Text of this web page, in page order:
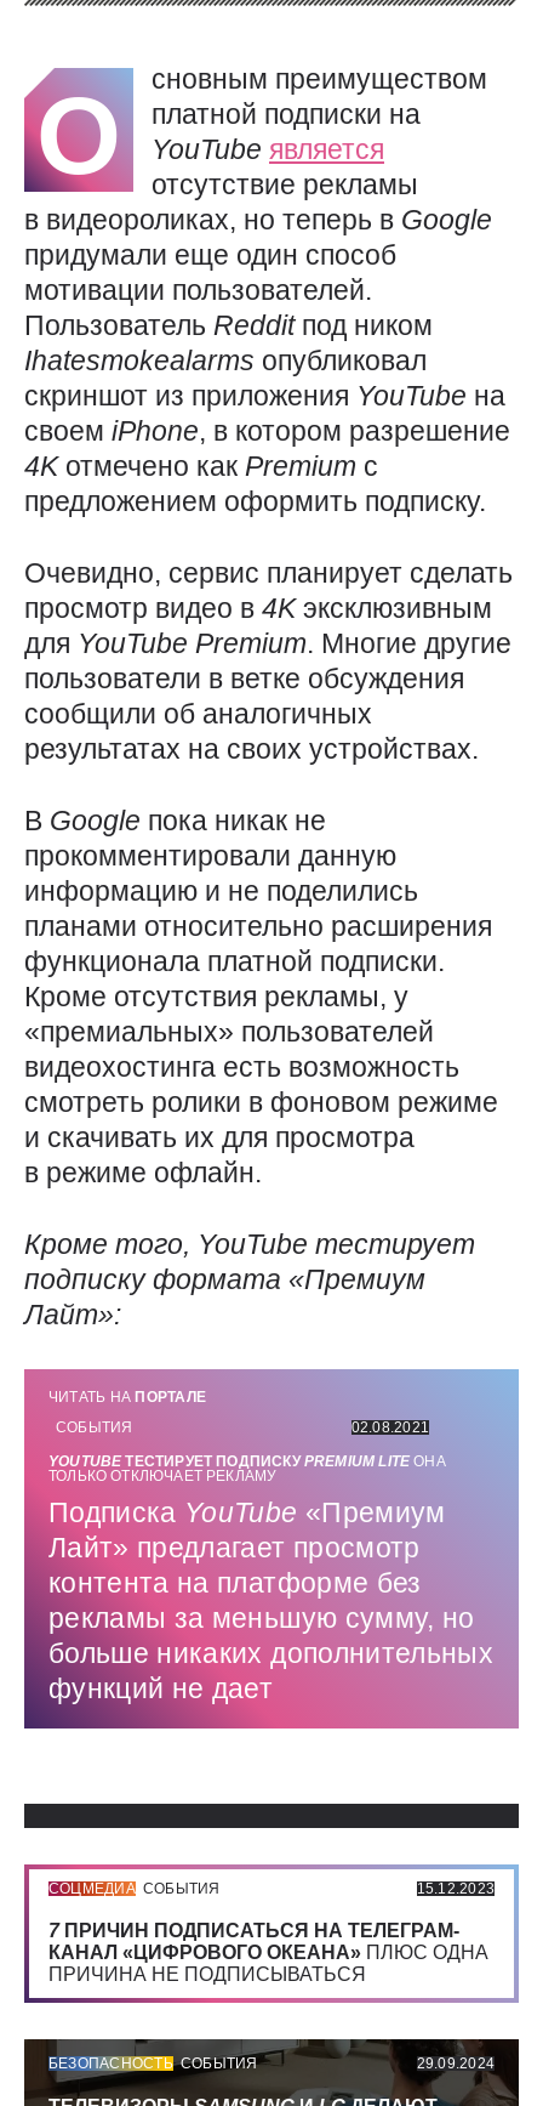
О
сновным преимуществом
платной подписки на
YouTube является
отсутствие рекламы
в видеороликах, но теперь в Google
придумали еще один способ
мотивации пользователей.
Пользователь Reddit под ником
Ihatesmokealarms опубликовал
скриншот из приложения YouTube на
своем iPhone, в котором разрешение
4K отмечено как Premium с
предложением оформить подписку.
Очевидно, сервис планирует сделать
просмотр видео в 4Kэксклюзивным
для YouTube Premium. Многие другие
пользователи в ветке обсуждения
сообщили об аналогичных
результатах на своих устройствах.
В Google пока никак не
прокомментировали данную
информацию и не поделились
планами относительно расширения
функционала платной подписки.
Кроме отсутствия рекламы, у
«премиальных» пользователей
видеохостинга есть возможность
смотреть ролики в фоновом режиме
и скачивать их для просмотра
в режиме офлайн.
Кроме того, YouTube тестирует
подписку формата «Премиум
Лайт»:
ЧИТАТЬ НА ПОРТАЛЕ
СОБЫТИЯ
02.08.2021
YOUTUBEТЕСТИРУЕТ ПОДПИСКУPREMIUMLITE ОНА
ТОЛЬКО ОТКЛЮЧАЕТ РЕКЛАМУ
Подписка YouTube «Премиум
Лайт» предлагает просмотр
контента на платформе без
рекламы за меньшую сумму, но
больше никаких дополнительных
функций не дает
СОЦМЕДИА СОБЫТИЯ 15.12.2023
7 ПРИЧИН ПОДПИСАТЬСЯ НА ТЕЛЕГРАМ-
КАНАЛ «ЦИФРОВОГО ОКЕАНА» ПЛЮС ОДНА
ПРИЧИНА НЕ ПОДПИСЫВАТЬСЯ
БЕЗОПАСНОСТЬ СОБЫТИЯ 29.09.2024